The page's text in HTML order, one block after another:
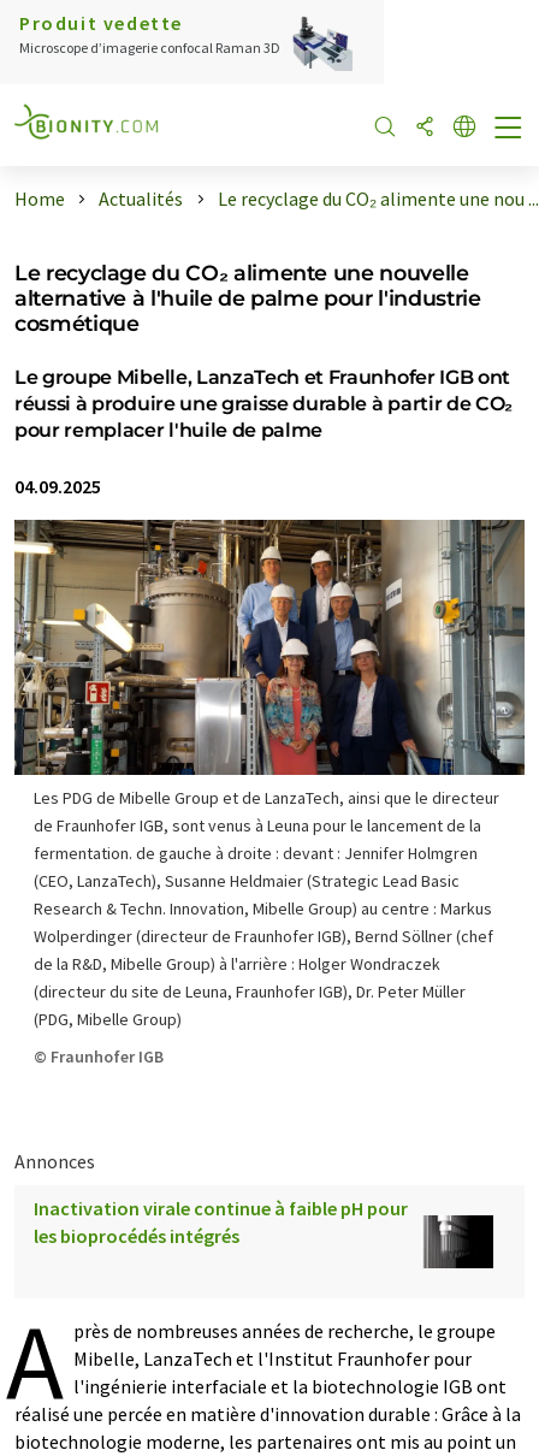
Produit vedette
Microscope d’imagerie confocal Raman 3D
Home Actualités Le recyclage du CO₂ alimente une nou ...
Le recyclage du CO₂ alimente une nouvelle
alternative à l'huile de palme pour l'industrie
cosmétique
Le groupe Mibelle, LanzaTech et Fraunhofer IGB ont
réussi à produire une graisse durable à partir de CO₂
pour remplacer l'huile de palme
04.09.2025
Les PDG de Mibelle Group et de LanzaTech, ainsi que le directeur
de Fraunhofer IGB, sont venus à Leuna pour le lancement de la
fermentation. de gauche à droite : devant : Jennifer Holmgren
(CEO, LanzaTech), Susanne Heldmaier (Strategic Lead Basic
Research & Techn. Innovation, Mibelle Group) au centre : Markus
Wolperdinger (directeur de Fraunhofer IGB), Bernd Söllner (chef
de la R&D, Mibelle Group) à l'arrière : Holger Wondraczek
(directeur du site de Leuna, Fraunhofer IGB), Dr. Peter Müller
(PDG, Mibelle Group)
© Fraunhofer IGB
Annonces
Inactivation virale continue à faible pH pour
les bioprocédés intégrés
A près de nombreuses années de recherche, le groupe
Mibelle, LanzaTech et l'Institut Fraunhofer pour
l'ingénierie interfaciale et la biotechnologie IGB ont
réalisé une percée en matière d'innovation durable : Grâce à la
biotechnologie moderne, les partenaires ont mis au point un